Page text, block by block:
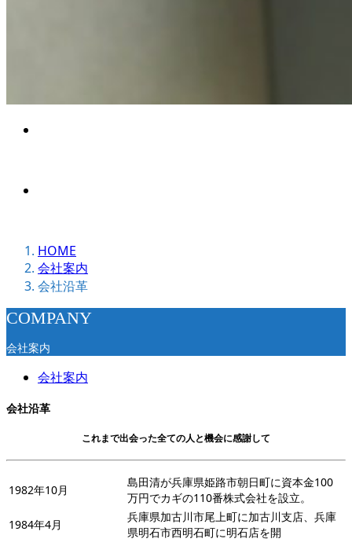
HOME
会社案内
会社沿革
COMPANY
会社案内
会社案内
会社沿革
これまで出会った全ての人と機会に感謝して
1982年10月
島田清が兵庫県姫路市朝日町に資本金100
万円でカギの110番株式会社を設立。
1984年4月
兵庫県加古川市尾上町に加古川支店、兵庫
県明石市西明石町に明石店を開